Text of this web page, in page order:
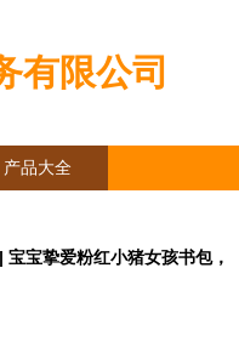
有限公司
产品大全
宝宝挚爱粉红小猪女孩书包，